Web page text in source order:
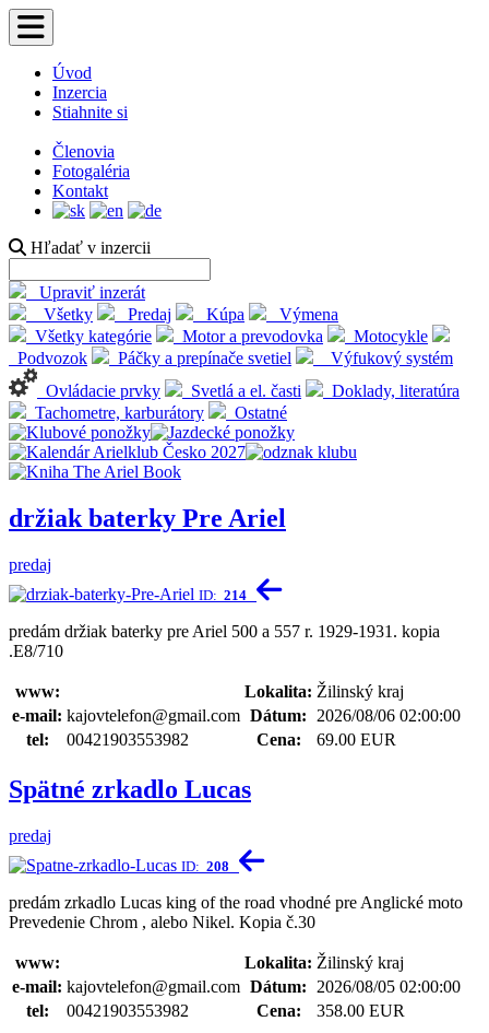
Úvod
Inzercia
Stiahnite si
Členovia
Fotogaléria
Kontakt
Hľadať v inzercii
Upraviť inzerát
Všetky
Predaj Kúpa
Výmena
Všetky kategórie Motor a prevodovka
Motocykle
Podvozok
Páčky a prepínače svetiel
Výfukový systém
Ovládacie prvky
Svetlá a el. časti Doklady, literatúra
Tachometre, karburátory Ostatné
držiak baterky Pre Ariel
predaj
ID: 214
predám držiak baterky pre Ariel 500 a 557 r. 1929-1931. kopia
.E8/710
www: Lokalita: Žilinský kraj
e-mail: kajovtelefon@gmail.com Dátum:
2026/08/06 02:00:00
tel:
00421903553982 Cena: 69.00 EUR
Spätné zrkadlo Lucas
predaj
ID: 208
predám zrkadlo Lucas king of the road vhodné pre Anglické moto
Prevedenie Chrom , alebo Nikel. Kopia č.30
www: Lokalita: Žilinský kraj
e-mail: kajovtelefon@gmail.com Dátum:
2026/08/05 02:00:00
tel:
00421903553982 Cena: 358.00 EUR